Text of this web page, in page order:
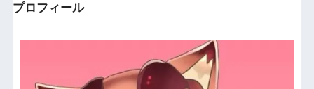
プロフィール